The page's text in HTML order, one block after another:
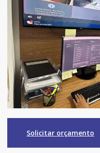
Solicitar orçamento